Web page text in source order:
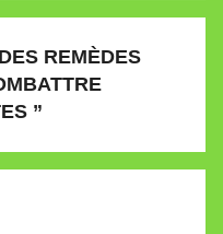
DES REMÈDES
”